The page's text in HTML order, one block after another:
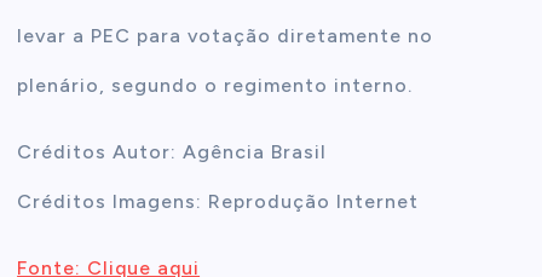
levar a PEC para votação diretamente no
plenário, segundo o regimento interno.
Créditos Autor: Agência Brasil
Créditos Imagens: Reprodução Internet
Fonte: Clique aqui